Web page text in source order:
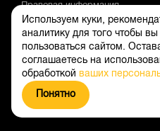
Используем куки,
аналитику для того чтобы
пользоваться сайтом.
соглашаетесь на
обработкой ваших
Понятно
Правовая информация
Положение об обработке и